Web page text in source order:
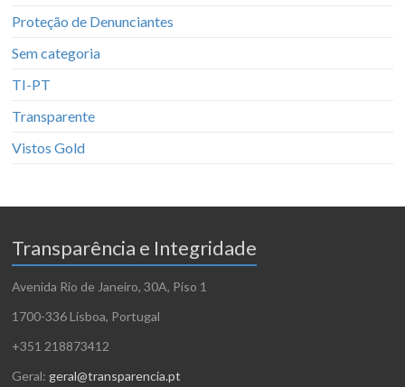
Proteção de Denunciantes
Sem categoria
TI-PT
Transparente
Vistos Gold
Transparência e Integridade
Avenida Rio de Janeiro, 30A, Piso 1
1700-336 Lisboa, Portugal
+351 218873412
Geral: geral@transparencia.pt